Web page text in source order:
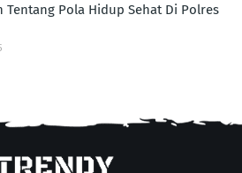
Tentang Pola Hidup Sehat Di Polres